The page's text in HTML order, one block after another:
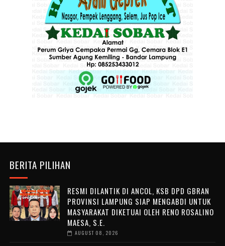
BERITA PILIHAN
RESMI DILANTIK DI ANCOL, KSB DPD GBRAN
PROVINSI LAMPUNG SIAP MENGABDI UNTUK
MASYARAKAT DIKETUAI OLEH RENO ROSALINO
MAESA, S.E.
AUGUST 08, 2026